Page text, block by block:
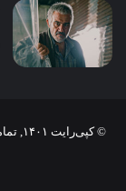
© کپی‌رایت ۱۴۰۱, تمامی حقوق وب سایت متعلق به کاشمر سلام می باشد |